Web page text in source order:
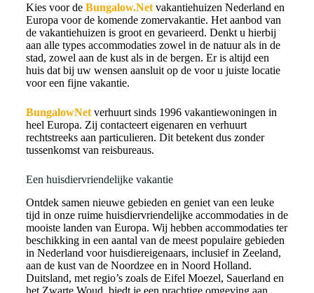
Kies voor de Bungalow.Net vakantiehuizen Nederland en
Europa voor de komende zomervakantie. Het aanbod van
de vakantiehuizen is groot en gevarieerd. Denkt u hierbij
aan alle types accommodaties zowel in de natuur als in de
stad, zowel aan de kust als in de bergen. Er is altijd een
huis dat bij uw wensen aansluit op de voor u juiste locatie
voor een fijne vakantie.
BungalowNet verhuurt sinds 1996 vakantiewoningen in
heel Europa. Zij contacteert eigenaren en verhuurt
rechtstreeks aan particulieren. Dit betekent dus zonder
tussenkomst van reisbureaus.
Een huisdiervriendelijke vakantie
Ontdek samen nieuwe gebieden en geniet van een leuke
tijd in onze ruime huisdiervriendelijke accommodaties in de
mooiste landen van Europa. Wij hebben accommodaties ter
beschikking in een aantal van de meest populaire gebieden
in Nederland voor huisdiereigenaars, inclusief in Zeeland,
aan de kust van de Noordzee en in Noord Holland.
Duitsland, met regio’s zoals de Eifel Moezel, Sauerland en
het Zwarte Woud, biedt je een prachtige omgeving aan